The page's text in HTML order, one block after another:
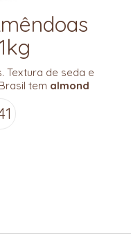
Textura de seda e
tem almond
cálcio, gorduras
muito sabor.